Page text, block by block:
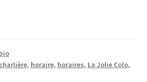
, horaire, horaires, La Jolie Colo,